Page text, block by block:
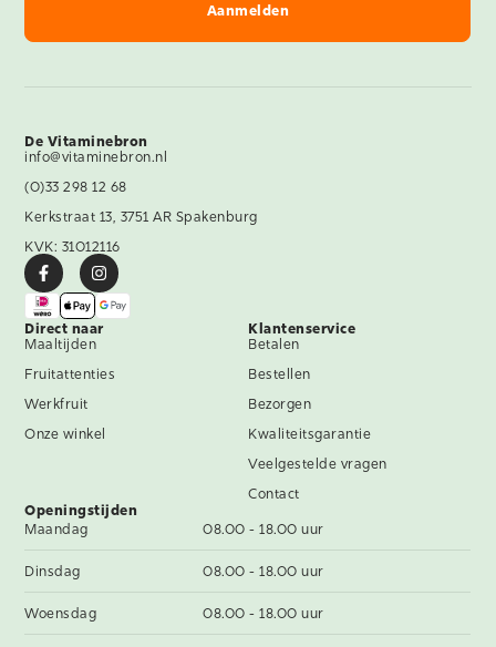
De Vitaminebron
info@vitaminebron.nl
(0)33 298 12 68
Kerkstraat 13, 3751 AR Spakenburg
KVK: 31012116
Direct naar
Maaltijden
Fruitattenties
Werkfruit
Onze winkel
Klantenservice
Betalen
Bestellen
Bezorgen
Kwaliteitsgarantie
Veelgestelde vragen
Contact
Openingstijden
Maandag
08.00 - 18.00 uur
Dinsdag 08.00 - 18.00 uur
Woensdag 08.00 - 18.00 uur